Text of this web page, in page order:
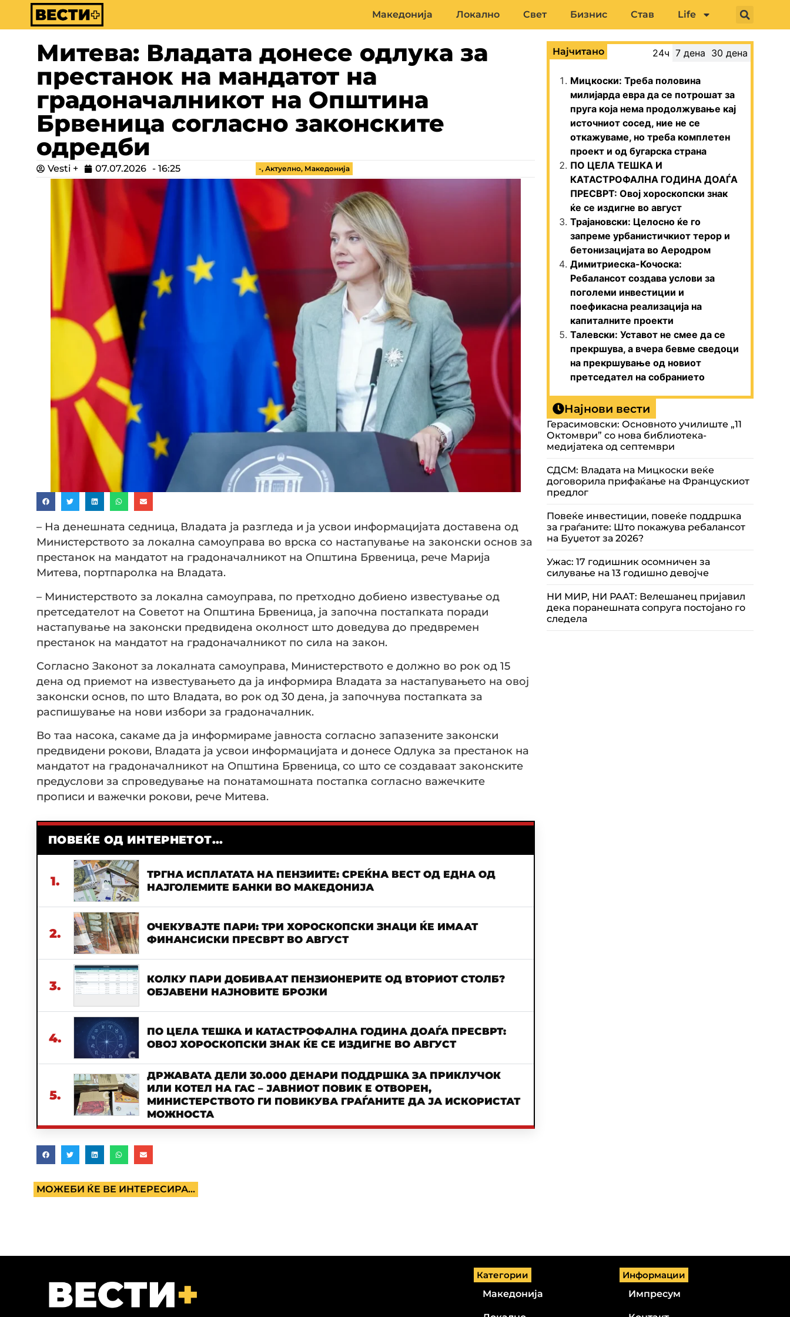
Македонија Локално Свет Бизнис Став Life
Митева: Владата донесе одлука за
престанок на мандатот на
градоначалникот на Општина
Брвеница согласно законските
одредби
Vesti + 07.07.2026 - 16:25 -, Актуелно, Македонија
– На денешната седница, Владата ја разгледа и ја усвои информацијата доставена од
Министерството за локална самоуправа во врска со настапување на законски основ за
престанок на мандатот на градоначалникот на Општина Брвеница, рече Марија
Митева, портпаролка на Владата.
– Министерството за локална самоуправа, по претходно добиено известување од
претседателот на Советот на Општина Брвеница, ја започна постапката поради
настапување на законски предвидена околност што доведува до предвремен
престанок на мандатот на градоначалникот по сила на закон.
Согласно Законот за локалната самоуправа, Министерството е должно во рок од 15
дена од приемот на известувањето да ја информира Владата за настапувањето на овој
законски основ, по што Владата, во рок од 30 дена, ја започнува постапката за
распишување на нови избори за градоначалник.
Во таа насока, сакаме да ја информираме јавноста согласно запазените законски
предвидени рокови, Владата ја усвои информацијата и донесе Одлука за престанок на
мандатот на градоначалникот на Општина Брвеница, со што се создаваат законските
предуслови за спроведување на понатамошната постапка согласно важечките
прописи и важечки рокови, рече Митева.
ПОВЕЌЕ ОД ИНТЕРНЕТОТ...
1.
ТРГНА ИСПЛАТАТА НА ПЕНЗИИТЕ: СРЕЌНА ВЕСТ ОД ЕДНА ОД
НАЈГОЛЕМИТЕ БАНКИ ВО МАКЕДОНИЈА
2.
ОЧЕКУВАЈТЕ ПАРИ: ТРИ ХОРОСКОПСКИ ЗНАЦИ ЌЕ ИМААТ
ФИНАНСИСКИ ПРЕСВРТ ВО АВГУСТ
3.
КОЛКУ ПАРИ ДОБИВААТ ПЕНЗИОНЕРИТЕ ОД ВТОРИОТ СТОЛБ?
ОБЈАВЕНИ НАЈНОВИТЕ БРОЈКИ
4.
ПО ЦЕЛА ТЕШКА И КАТАСТРОФАЛНА ГОДИНА ДОАЃА ПРЕСВРТ:
ОВОЈ ХОРОСКОПСКИ ЗНАК ЌЕ СЕ ИЗДИГНЕ ВО АВГУСТ
5.
ДРЖАВАТА ДЕЛИ 30.000 ДЕНАРИ ПОДДРШКА ЗА ПРИКЛУЧОК
ИЛИ КОТЕЛ НА ГАС – ЈАВНИОТ ПОВИК Е ОТВОРЕН,
МИНИСТЕРСТВОТО ГИ ПОВИКУВА ГРАЃАНИТЕ ДА ЈА ИСКОРИСТАТ
МОЖНОСТА
Најчитано 24ч 7 дена 30 дена
Мицкоски: Треба половина
милијарда евра да се потрошат за
пруга која нема продолжување кај
источниот сосед, ние не се
откажуваме, но треба комплетен
проект и од бугарска страна
ПО ЦЕЛА ТЕШКА И
КАТАСТРОФАЛНА ГОДИНА ДОАЃА
ПРЕСВРТ: Овој хороскопски знак
ќе се издигне во август
Трајановски: Целосно ќе го
запреме урбанистичкиот терор и
бетонизацијата во Аеродром
Димитриеска-Кочоска:
Ребалансот создава услови за
поголеми инвестиции и
поефикасна реализација на
капиталните проекти
Талевски: Уставот не смее да се
прекршува, а вчера бевме сведоци
на прекршување од новиот
претседател на собранието
Најнови вести
Герасимовски: Основното училиште „11
Октомври” со нова библиотека-
медијатека од септември
СДСМ: Владата на Мицкоски веќе
договорила прифаќање на Францускиот
предлог
Повеќе инвестиции, повеќе поддршка
за граѓаните: Што покажува ребалансот
на Буџетот за 2026?
Ужас: 17 годишник осомничен за
силување на 13 годишно девојче
НИ МИР, НИ РААТ: Велешанец пријавил
дека поранешната сопруга постојано го
следела
МОЖЕБИ ЌЕ ВЕ ИНТЕРЕСИРА...
Категории
Македонија
Информации
Импресум